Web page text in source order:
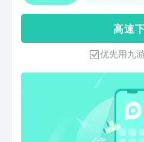
高 速
优先用九